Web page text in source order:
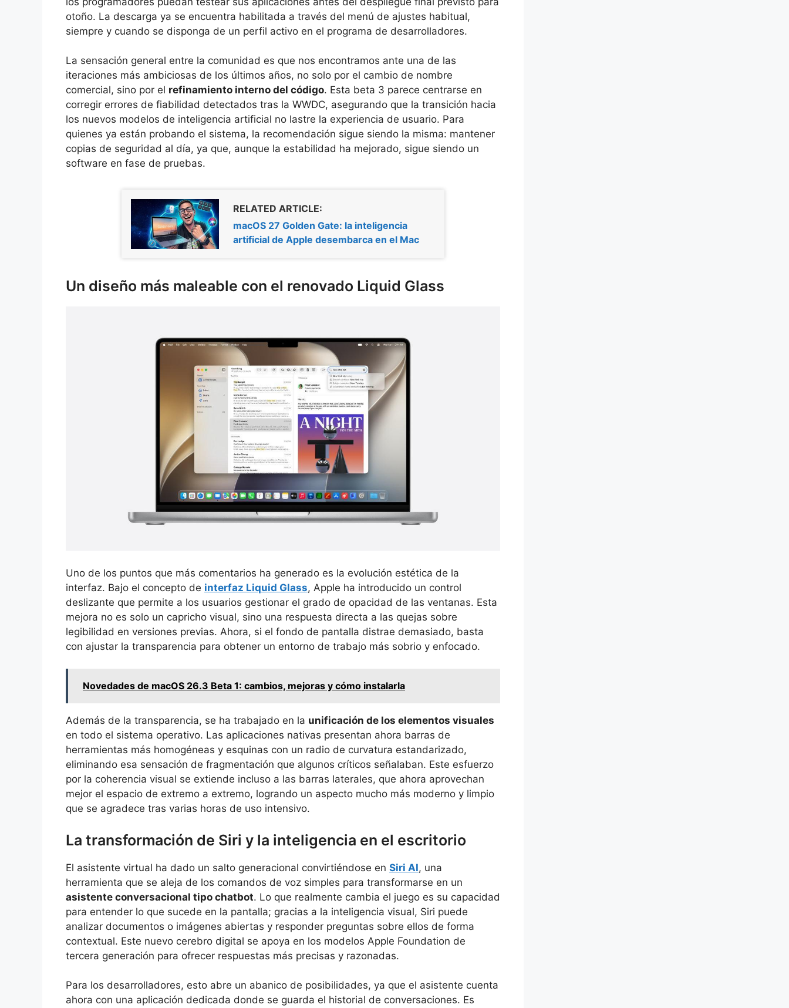
otoño. La descarga ya se encuentra habilitada a través del menú de ajustes habitual,
siempre y cuando se disponga de un perfil activo en el programa de desarrolladores.
La sensación general entre la comunidad es que nos encontramos ante una de las
iteraciones más ambiciosas de los últimos años, no solo por el cambio de nombre
comercial, sino por el refinamiento interno del código. Esta beta 3 parece centrarse en
corregir errores de fiabilidad detectados tras la WWDC, asegurando que la transición hacia
los nuevos modelos de inteligencia artificial no lastre la experiencia de usuario. Para
quienes ya están probando el sistema, la recomendación sigue siendo la misma: mantener
copias de seguridad al día, ya que, aunque la estabilidad ha mejorado, sigue siendo un
software en fase de pruebas.
RELATED ARTICLE:
macOS 27 Golden Gate: la inteligencia
artificial de Apple desembarca en el Mac
Un diseño más maleable con el renovado Liquid Glass
Uno de los puntos que más comentarios ha generado es la evolución estética de la
interfaz. Bajo el concepto de interfaz Liquid Glass, Apple ha introducido un control
deslizante que permite a los usuarios gestionar el grado de opacidad de las ventanas. Esta
mejora no es solo un capricho visual, sino una respuesta directa a las quejas sobre
legibilidad en versiones previas. Ahora, si el fondo de pantalla distrae demasiado, basta
con ajustar la transparencia para obtener un entorno de trabajo más sobrio y enfocado.
Novedades de macOS 26.3 Beta 1: cambios, mejoras y cómo instalarla
Además de la transparencia, se ha trabajado en la unificación de los elementos visuales
en todo el sistema operativo. Las aplicaciones nativas presentan ahora barras de
herramientas más homogéneas y esquinas con un radio de curvatura estandarizado,
eliminando esa sensación de fragmentación que algunos críticos señalaban. Este esfuerzo
por la coherencia visual se extiende incluso a las barras laterales, que ahora aprovechan
mejor el espacio de extremo a extremo, logrando un aspecto mucho más moderno y limpio
que se agradece tras varias horas de uso intensivo.
La transformación de Siri y la inteligencia en el escritorio
El asistente virtual ha dado un salto generacional convirtiéndose en Siri AI, una
herramienta que se aleja de los comandos de voz simples para transformarse en un
asistente conversacional tipo chatbot. Lo que realmente cambia el juego es su capacidad
para entender lo que sucede en la pantalla; gracias a la inteligencia visual, Siri puede
analizar documentos o imágenes abiertas y responder preguntas sobre ellos de forma
contextual. Este nuevo cerebro digital se apoya en los modelos Apple Foundation de
tercera generación para ofrecer respuestas más precisas y razonadas.
Para los desarrolladores, esto abre un abanico de posibilidades, ya que el asistente cuenta
ahora con una aplicación dedicada donde se guarda el historial de conversaciones. Es